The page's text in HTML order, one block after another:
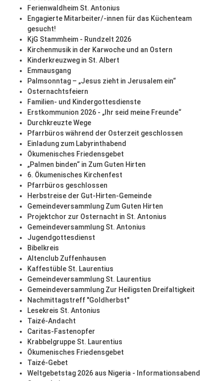
Ferienwaldheim St. Antonius
Engagierte Mitarbeiter/-innen für das Küchenteam
gesucht!
KjG Stammheim - Rundzelt 2026
Kirchenmusik in der Karwoche und an Ostern
Kinderkreuzweg in St. Albert
Emmausgang
Palmsonntag – „Jesus zieht in Jerusalem ein“
Osternachtsfeiern
Familien- und Kindergottesdienste
Erstkommunion 2026 - „Ihr seid meine Freunde“
Durchkreuzte Wege
Pfarrbüros während der Osterzeit geschlossen
Einladung zum Labyrinthabend
Ökumenisches Friedensgebet
„Palmen binden“ in Zum Guten Hirten
6. Ökumenisches Kirchenfest
Pfarrbüros geschlossen
Herbstreise der Gut-Hirten-Gemeinde
Gemeindeversammlung Zum Guten Hirten
Projektchor zur Osternacht in St. Antonius
Gemeindeversammlung St. Antonius
Jugendgottesdienst
Bibelkreis
Altenclub Zuffenhausen
Kaffestüble St. Laurentius
Gemeindeversammlung St. Laurentius
Gemeindeversammlung Zur Heiligsten Dreifaltigkeit
Nachmittagstreff "Goldherbst"
Lesekreis St. Antonius
Taizé-Andacht
Caritas-Fastenopfer
Krabbelgruppe St. Laurentius
Ökumenisches Friedensgebet
Taizé-Gebet
Weltgebetstag 2026 aus Nigeria - Informationsabend